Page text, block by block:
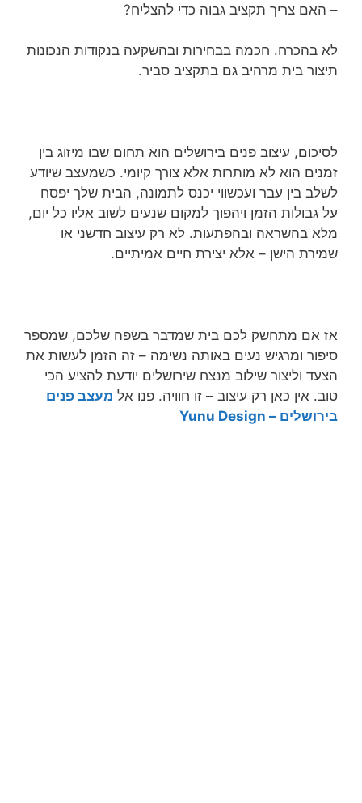
– האם צריך תקציב גבוה כדי להצליח?
לא בהכרח. חכמה בבחירות ובהשקעה בנקודות הנכונות
תיצור בית מרהיב גם בתקציב סביר.
לסיכום, עיצוב פנים בירושלים הוא תחום שבו מיזוג בין
זמנים הוא לא מותרות אלא צורך קיומי. כשמעצב שיודע
לשלב בין עבר ועכשווי יכנס לתמונה, הבית שלך יפסח
על גבולות הזמן ויהפוך למקום שנעים לשוב אליו כל יום,
מלא בהשראה ובהפתעות. לא רק עיצוב חדשני או
שמירת הישן – אלא יצירת חיים אמיתיים.
אז אם מתחשק לכם בית שמדבר בשפה שלכם, שמספר
סיפור ומרגיש נעים באותה נשימה – זה הזמן לעשות את
הצעד וליצור שילוב מנצח שירושלים יודעת להציע הכי
טוב. אין כאן רק עיצוב – זו חוויה. פנו אל מעצב פנים
בירושלים – Yunu Design